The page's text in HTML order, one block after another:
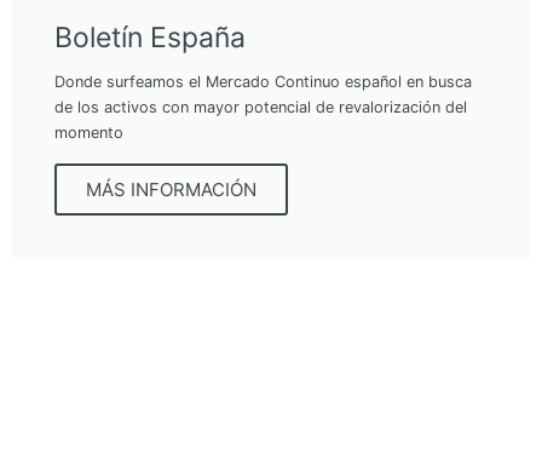
Boletín España
Donde surfeamos el Mercado Continuo español en busca
de los activos con mayor potencial de revalorización del
momento
MÁS INFORMACIÓN